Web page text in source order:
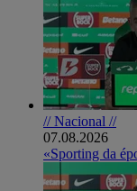
// Nacional //
07.08.2026
«Sporting da